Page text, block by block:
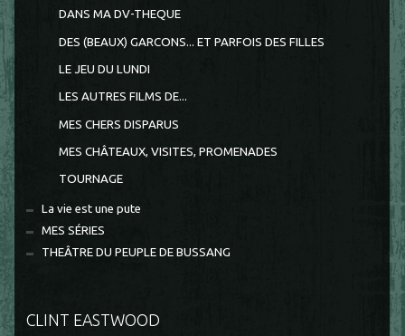
DANS MA DV-THEQUE
DES (BEAUX) GARCONS... ET PARFOIS DES FILLES
LE JEU DU LUNDI
LES AUTRES FILMS DE...
MES CHERS DISPARUS
MES CHÂTEAUX, VISITES, PROMENADES
TOURNAGE
La vie est une pute
MES SÉRIES
THEÂTRE DU PEUPLE DE BUSSANG
CLINT EASTWOOD